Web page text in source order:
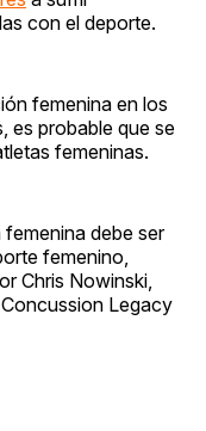
con el deporte.
femenina en los
es probable que se
femeninas.
femenina debe ser
femenino,
Chris Nowinski,
Legacy